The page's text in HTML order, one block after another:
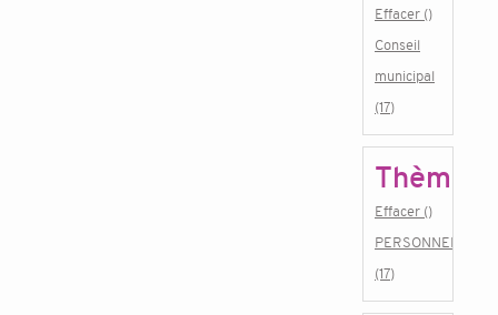
Effacer ()
Conseil
municipal
(17)
Thème
Effacer ()
PERSONNEL
(17)